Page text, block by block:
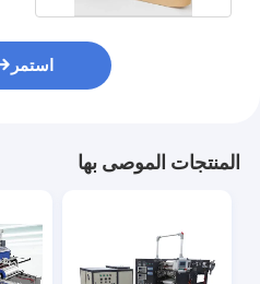
استمر
المنتجات الموصى بها